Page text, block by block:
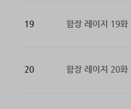
19 함장 레이지 19화
20 함장 레이지 20화